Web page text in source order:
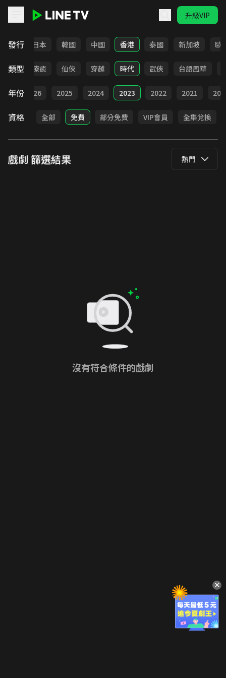
升級VIP
發行
台灣 日本 韓國 中國 香港 泰國 新加坡 歐
類型
驚悚 療癒 仙俠 穿越 時代 武俠 台語風華
年份
部 2026 2025 2024 2023 2022 2021
資格 全部 免費 部分免費 VIP會員 全集兌換
戲劇 篩選結果 熱門
沒有符合條件的戲劇